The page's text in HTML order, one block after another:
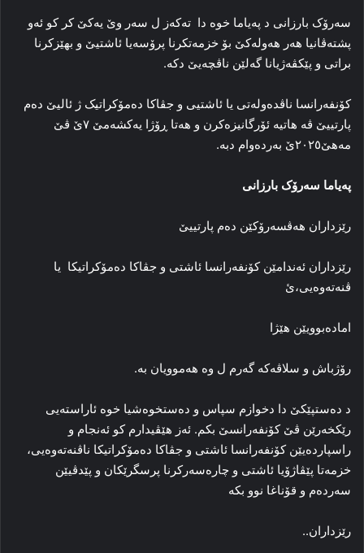
سه‌رۆک بارزانی د پەیاما خوە دا ته‌که‌ز ل سه‌ر وێ یه‌کێ کر کو ئه‌و
پشته‌ڤانیا هه‌ر هه‌وله‌کێ بۆ خزمه‌تکرنا پرۆسه‌یا ئاشتیێ و بهێزکرنا
براتی و پێکڤه‌ژیانا گه‌لێن ناڤچه‌یێ دکە.
کۆنفه‌رانسا ناڤده‌وله‌تی یا ئاشتیی و جڤاکا ده‌مۆکراتیک ژ ئالیێ دەم
پارتییێ ڤه‌ هاتیە ئۆرگانیزه‌کرن و هه‌تا ڕۆژا یه‌کشه‌مێ ۷ێ ڤێ
مەهێ٢٠٢٥ێ به‌رده‌وام دبە.
پەیاما سەرۆک بارزانی
رێزداران ھەڤسەرۆکێن دەم پارتییێ
رێزداران ئەندامێن کۆنفەرانسا ئاشتی و جڤاکا دەمۆکراتیکا یا
ڤنەتەوەیی،ئ
امادەبوویێن ھێژا
رۆژباش و سلاڤەکە گەرم ل وە ھەموویان بە.
د دەستپێکێ دا دخوازم سپاس و دەستخوەشیا خوە ئاراستەیی
رێکخەرێن ڤێ کۆنفەرانسێ بکم. ئەز ھێڤیدارم کو ئەنجام و
راسپاردەیێن کۆنفەرانسا ئاشتی و جڤاکا دەمۆکراتیکا ناڤنەتەوەیی،
خزمەتا پێڤاژۆیا ئاشتی و چارەسەرکرنا پرسگرێکان و پێدڤیێن
سەردەم و قۆناغا نوو بکە
رێزداران..